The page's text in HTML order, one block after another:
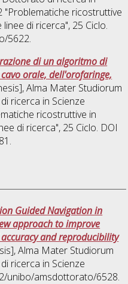
"Problematiche ricostruttive
linee di ricerca", 25 Ciclo.
5622.
di un algoritmo di
orale, dell'orofaringe,
Alma Mater Studiorum
ricerca in Scienze
ricostruttive in
di ricerca", 25 Ciclo. DOI
Guided Navigation in
approach to improve
and reproducibility
Alma Mater Studiorum
ricerca in Scienze
unibo/amsdottorato/6528.